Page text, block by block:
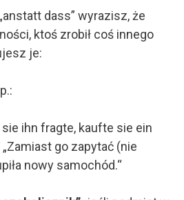
dass” wyrazisz, że
ktoś zrobił coś innego
je:
sie ihn fragte, kaufte sie ein
go zapytać (nie
nowy samochód.“